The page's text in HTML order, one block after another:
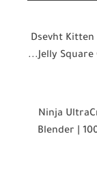
Dsevht
Jelly Square
Ninja
Blender |